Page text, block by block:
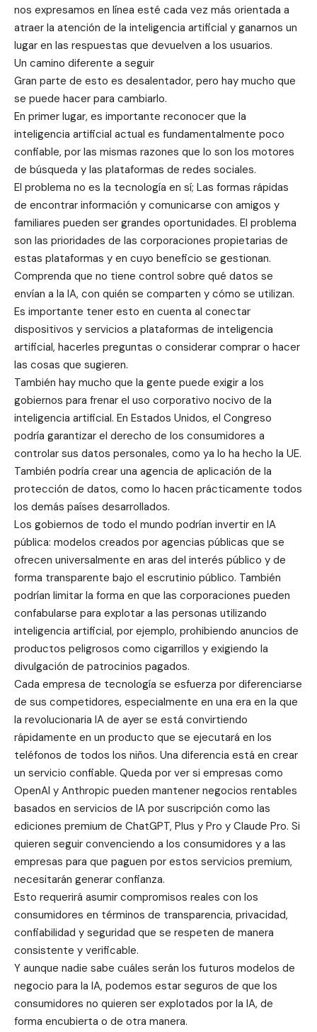
nos expresamos en línea esté cada vez más orientada a
atraer la atención de la inteligencia artificial y ganarnos un
lugar en las respuestas que devuelven a los usuarios.
Un camino diferente a seguir
Gran parte de esto es desalentador, pero hay mucho que
se puede hacer para cambiarlo.
En primer lugar, es importante reconocer que la
inteligencia artificial actual es fundamentalmente poco
confiable, por las mismas razones que lo son los motores
de búsqueda y las plataformas de redes sociales.
El problema no es la tecnología en sí; Las formas rápidas
de encontrar información y comunicarse con amigos y
familiares pueden ser grandes oportunidades. El problema
son las prioridades de las corporaciones propietarias de
estas plataformas y en cuyo beneficio se gestionan.
Comprenda que no tiene control sobre qué datos se
envían a la IA, con quién se comparten y cómo se utilizan.
Es importante tener esto en cuenta al conectar
dispositivos y servicios a plataformas de inteligencia
artificial, hacerles preguntas o considerar comprar o hacer
las cosas que sugieren.
También hay mucho que la gente puede exigir a los
gobiernos para frenar el uso corporativo nocivo de la
inteligencia artificial. En Estados Unidos, el Congreso
podría garantizar el derecho de los consumidores a
controlar sus datos personales, como ya lo ha hecho la UE.
También podría crear una agencia de aplicación de la
protección de datos, como lo hacen prácticamente todos
los demás países desarrollados.
Los gobiernos de todo el mundo podrían invertir en IA
pública: modelos creados por agencias públicas que se
ofrecen universalmente en aras del interés público y de
forma transparente bajo el escrutinio público. También
podrían limitar la forma en que las corporaciones pueden
confabularse para explotar a las personas utilizando
inteligencia artificial, por ejemplo, prohibiendo anuncios de
productos peligrosos como cigarrillos y exigiendo la
divulgación de patrocinios pagados.
Cada empresa de tecnología se esfuerza por diferenciarse
de sus competidores, especialmente en una era en la que
la revolucionaria IA de ayer se está convirtiendo
rápidamente en un producto que se ejecutará en los
teléfonos de todos los niños. Una diferencia está en crear
un servicio confiable. Queda por ver si empresas como
OpenAI y Anthropic pueden mantener negocios rentables
basados ​​en servicios de IA por suscripción como las
ediciones premium de ChatGPT, Plus y Pro y Claude Pro. Si
quieren seguir convenciendo a los consumidores y a las
empresas para que paguen por estos servicios premium,
necesitarán generar confianza.
Esto requerirá asumir compromisos reales con los
consumidores en términos de transparencia, privacidad,
confiabilidad y seguridad que se respeten de manera
consistente y verificable.
Y aunque nadie sabe cuáles serán los futuros modelos de
negocio para la IA, podemos estar seguros de que los
consumidores no quieren ser explotados por la IA, de
forma encubierta o de otra manera.